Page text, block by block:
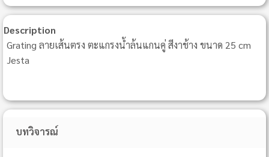
Description
Grating ลายเส้นตรง ตะแกรงน้ำล้นแกนคู่ สีงาช้าง ขนาด 25 cm
Jesta
บทวิจารณ์